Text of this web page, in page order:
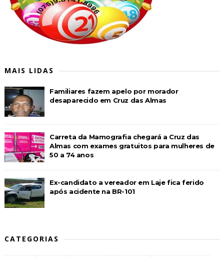
MAIS LIDAS
Familiares fazem apelo por morador
desaparecido em Cruz das Almas
Carreta da Mamografia chegará a Cruz das
Almas com exames gratuitos para mulheres de
50 a 74 anos
Ex-candidato a vereador em Laje fica ferido
após acidente na BR-101
CATEGORIAS